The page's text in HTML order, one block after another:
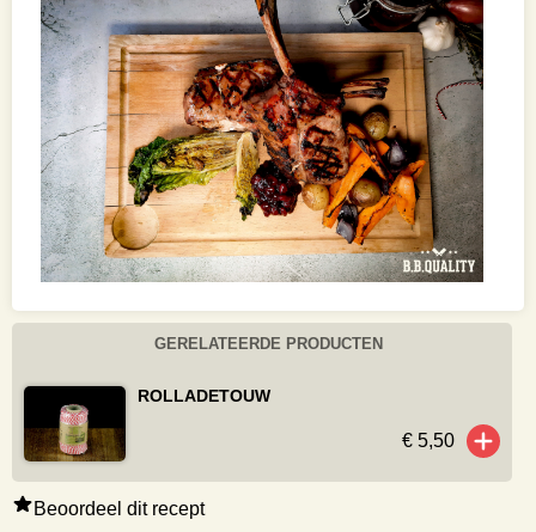
Beoordeel dit recept
GERELATEERDE PRODUCTEN
ROLLADETOUW
€ 5,50